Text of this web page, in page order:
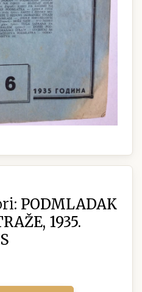
PODMLADAK
1935.